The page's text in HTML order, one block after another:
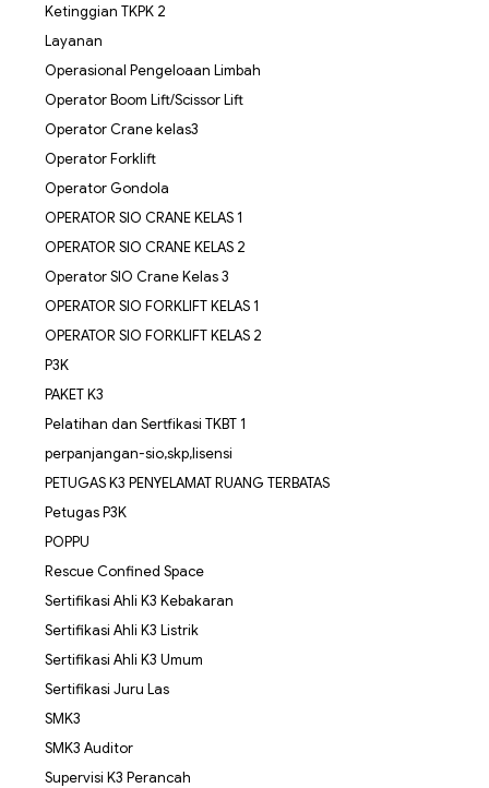
Ketinggian TKPK 2
Layanan
Operasional Pengeloaan Limbah
Operator Boom Lift/Scissor Lift
Operator Crane kelas3
Operator Forklift
Operator Gondola
OPERATOR SIO CRANE KELAS 1
OPERATOR SIO CRANE KELAS 2
Operator SIO Crane Kelas 3
OPERATOR SIO FORKLIFT KELAS 1
OPERATOR SIO FORKLIFT KELAS 2
P3K
PAKET K3
Pelatihan dan Sertfikasi TKBT 1
perpanjangan-sio,skp,lisensi
PETUGAS K3 PENYELAMAT RUANG TERBATAS
Petugas P3K
POPPU
Rescue Confined Space
Sertifikasi Ahli K3 Kebakaran
Sertifikasi Ahli K3 Listrik
Sertifikasi Ahli K3 Umum
Sertifikasi Juru Las
SMK3
SMK3 Auditor
Supervisi K3 Perancah